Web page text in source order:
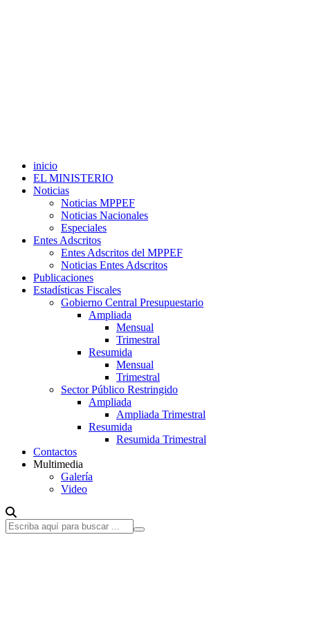
inicio
EL MINISTERIO
Noticias
Noticias MPPEF
Noticias Nacionales
Especiales
Entes Adscritos
Entes Adscritos del MPPEF
Noticias Entes Adscritos
Publicaciones
Estadísticas Fiscales
Gobierno Central Presupuestario
Ampliada
Mensual
Trimestral
Resumida
Mensual
Trimestral
Sector Público Restringido
Ampliada
Ampliada Trimestral
Resumida
Resumida Trimestral
Contactos
Multimedia
Galería
Video